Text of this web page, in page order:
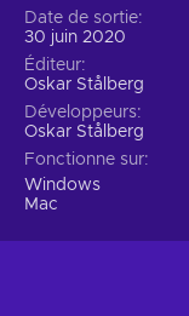
Date de sortie
30 juin 2020
Éditeur
Oskar Stålberg
Développeurs
Oskar Stålberg
Fonctionne sur
Windows
Mac